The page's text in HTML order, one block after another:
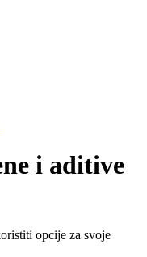
i aditive
opcije za svoje